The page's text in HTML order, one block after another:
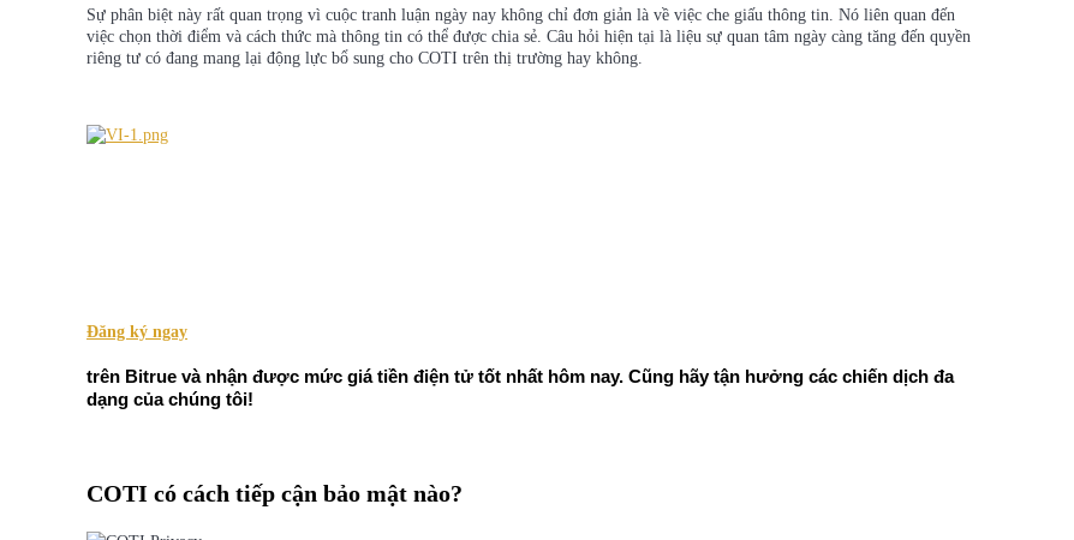
COIN-M Futures
Futures sử dụng USDC làm tài sản thế chấp
Sự phân biệt này rất quan trọng vì cuộc tranh luận ngày nay không chỉ đơn giản là về việc che giấu thông tin. Nó liên quan đến
việc chọn thời điểm và cách thức mà thông tin có thể được chia sẻ. Câu hỏi hiện tại là liệu sự quan tâm ngày càng tăng đến quyền
riêng tư có đang mang lại động lực bổ sung cho COTI trên thị trường hay không.
Đăng ký ngay
trên Bitrue và nhận được mức giá tiền điện tử tốt nhất hôm nay. Cũng hãy tận hưởng các chiến dịch đa
dạng của chúng tôi!
COTI có cách tiếp cận bảo mật nào?